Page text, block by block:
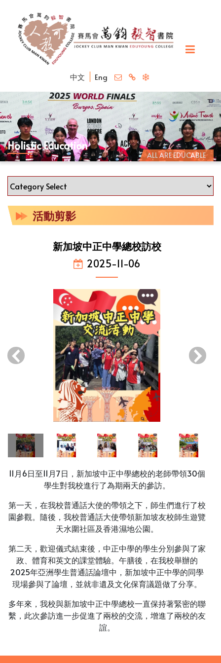
中文 Eng
ALL ARE EDUCABLE
Holistic Education
活動剪影
新加坡中正中學總校訪校
2025-11-06
‹ ›
11月6日至11月7日，新加坡中正中學總校的老師帶領30個
學生對我校進行了為期兩天的參訪。
第一天，在我校普通話大使的帶領之下，師生們進行了校
園參觀。隨後，我校普通話大使帶領新加坡友校師生遊覽
天水圍社區及香港濕地公園。
第二天，歡迎儀式結束後，中正中學的學生分別參與了家
政、體育和英文的課堂體驗。午膳後，在我校舉辦的
2025年亞洲學生普通話論壇中，新加坡中正中學的同學
現場參與了論壇，並就非遺及文化保育議題做了分享。
多年來，我校與新加坡中正中學總校一直保持著緊密的聯
繫，此次參訪進一步促進了兩校的交流，增進了兩校的友
誼。